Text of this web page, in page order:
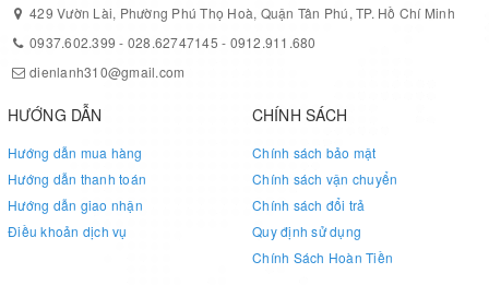
429 Vườn Lài, Phường Phú Thọ Hoà, Quận Tân Phú, TP. Hồ Chí Minh
0937.602.399 - 028.62747145 - 0912.911.680
dienlanh310@gmail.com
HƯỚNG DẪN
Hướng dẫn mua hàng
Hướng dẫn thanh toán
Hướng dẫn giao nhận
Điều khoản dịch vụ
CHÍNH SÁCH
Chính sách bảo mật
Chính sách vận chuyển
Chính sách đổi trả
Quy định sử dụng
Chính Sách Hoàn Tiền